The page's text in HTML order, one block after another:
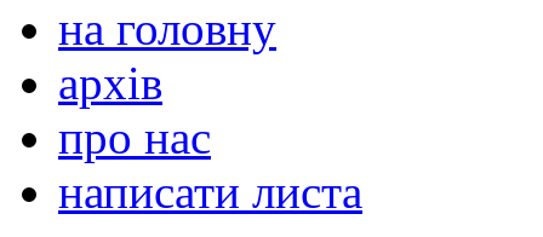
на головну
архів
про нас
написати листа